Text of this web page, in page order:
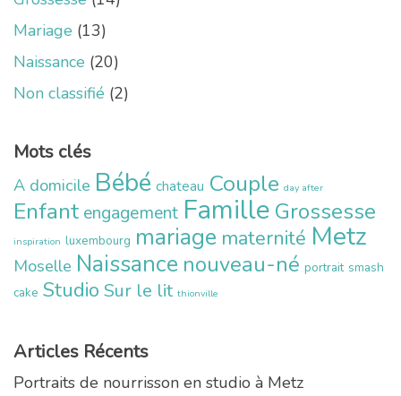
Mariage (13)
Naissance (20)
Non classifié (2)
Mots clés
A domicile Bébé chateau Couple day after
Enfant engagement Famille Grossesse
inspiration luxembourg mariage maternité Metz
Moselle Naissance nouveau-né portrait smash
cake Studio Sur le lit thionville
Articles Récents
Portraits de nourrisson en studio à Metz